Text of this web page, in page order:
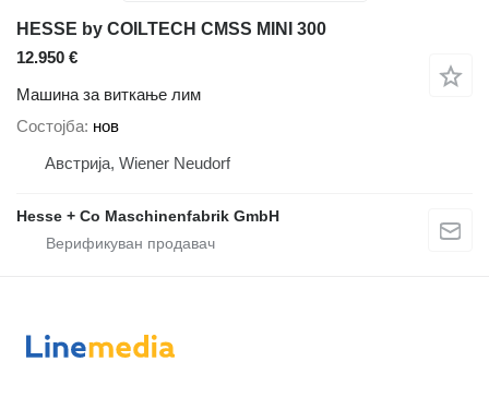
HESSE by COILTECH CMSS MINI 300
12.950 €
Машина за виткање лим
Состојба нов
Австрија, Wiener Neudorf
Hesse + Co Maschinenfabrik GmbH